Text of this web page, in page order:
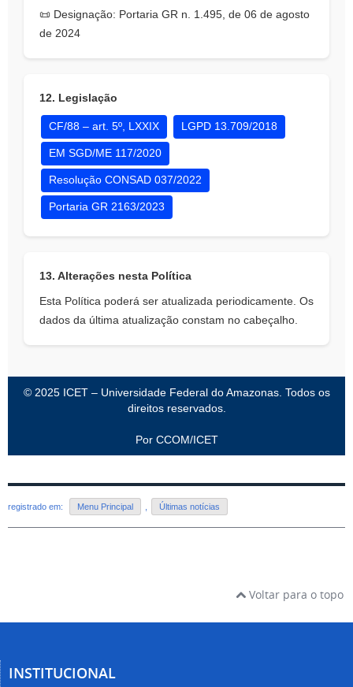
📜 Designação: Portaria GR n. 1.495, de 06 de agosto
de 2024
12. Legislação
CF/88 – art. 5º, LXXIX LGPD 13.709/2018
EM SGD/ME 117/2020
Resolução CONSAD 037/2022
Portaria GR 2163/2023
13. Alterações nesta Política
Esta Política poderá ser atualizada periodicamente. Os
dados da última atualização constam no cabeçalho.
© 2025 ICET – Universidade Federal do Amazonas. Todos os
direitos reservados.
Por CCOM/ICET
registrado em: Menu Principal Últimas notícias
Voltar para o topo
INSTITUCIONAL